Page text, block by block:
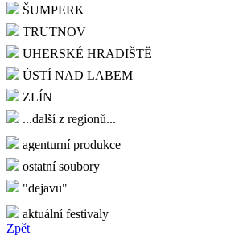
ŠUMPERK
TRUTNOV
UHERSKÉ HRADIŠTĚ
ÚSTÍ NAD LABEM
ZLÍN
...další z regionů...
agenturní produkce
ostatní soubory
"dejavu"
aktuální festivaly
Zpět